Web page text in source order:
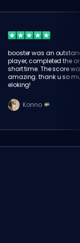
booster was an
player, completed the
short time. The score
amazing. thank u so
eloking!
Konno